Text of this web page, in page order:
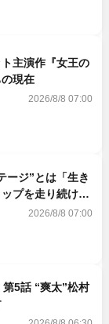
主演作『女王の
現在
2026/8/8 07:00
ージ”とは「生き
プを走り続ける
2026/8/8 07:00
5話 “爽太”松村